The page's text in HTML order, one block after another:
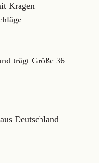
Kragen
trägt Größe 36
Deutschland